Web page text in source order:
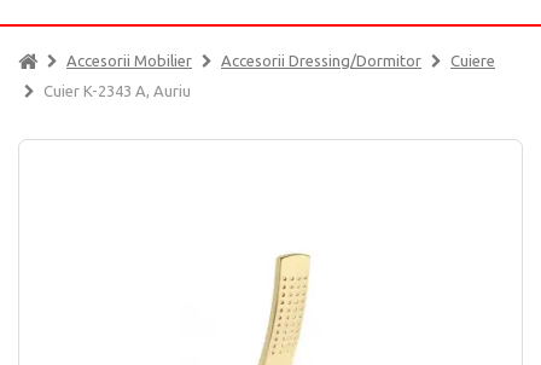
Accesorii Mobilier Accesorii Dressing/dormitor
Cuiere
Cuier K-2343 A, Auriu